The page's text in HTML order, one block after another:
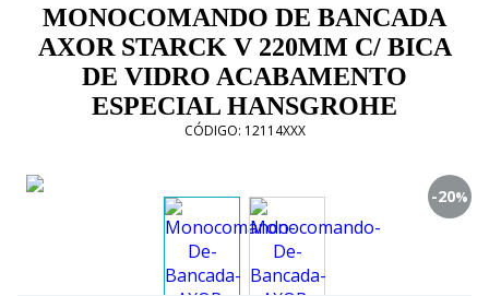
MONOCOMANDO DE BANCADA
AXOR STARCK V 220MM C/ BICA
DE VIDRO ACABAMENTO
ESPECIAL HANSGROHE
CÓDIGO: 12114XXX
-20%